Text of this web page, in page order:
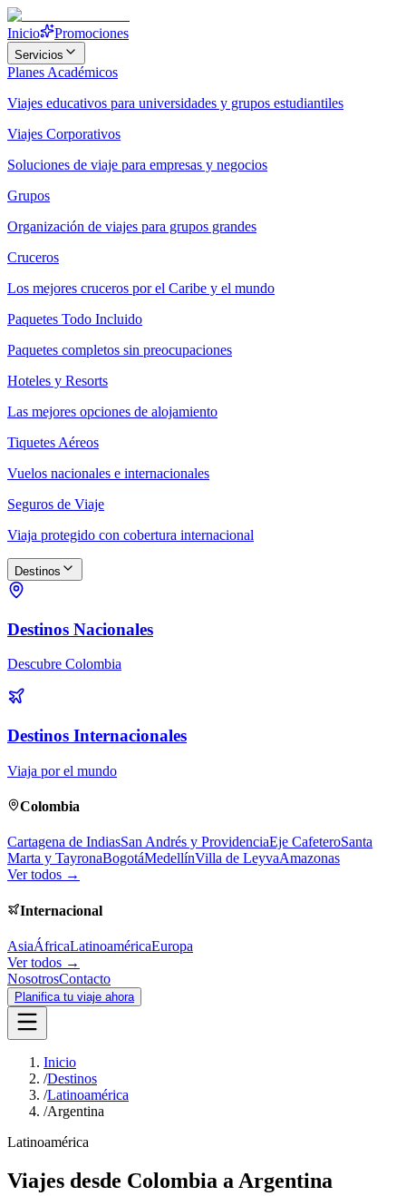
Inicio Promociones
Servicios
Planes Académicos
Viajes educativos para universidades y grupos estudiantiles
Viajes Corporativos
Soluciones de viaje para empresas y negocios
Grupos
Organización de viajes para grupos grandes
Cruceros
Los mejores cruceros por el Caribe y el mundo
Paquetes Todo Incluido
Paquetes completos sin preocupaciones
Hoteles y Resorts
Las mejores opciones de alojamiento
Tiquetes Aéreos
Vuelos nacionales e internacionales
Seguros de Viaje
Viaja protegido con cobertura internacional
Destinos
Destinos Nacionales
Descubre Colombia
Destinos Internacionales
Viaja por el mundo
Colombia
Cartagena de IndiasSan Andrés y ProvidenciaEje CafeteroSanta
Marta y TayronaBogotáMedellínVilla de LeyvaAmazonas
Ver todos →
Internacional
AsiaÁfricaLatinoaméricaEuropa
Ver todos →
NosotrosContacto
Planifica tu viaje ahora
Inicio
/Destinos
/Latinoamérica
/Argentina
Latinoamérica
Viajes desde Colombia a Argentina